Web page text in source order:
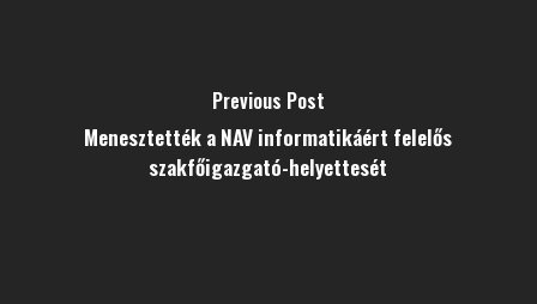
Previous Post
Menesztették a NAV informatikáért felelős
szakfőigazgató-helyettesét